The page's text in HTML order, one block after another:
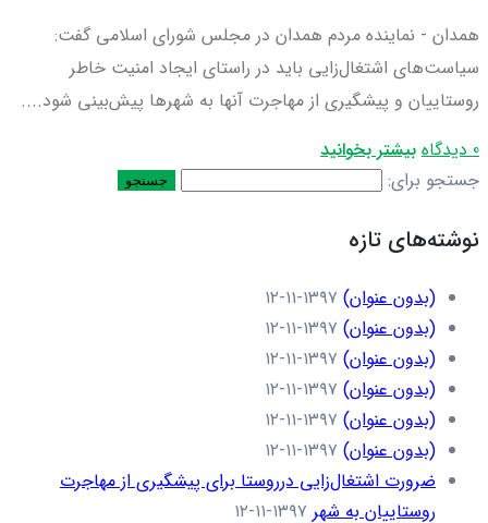
همدان - نماینده مردم همدان در مجلس شورای اسلامی گفت:
سیاست‌های اشتغال‌زایی باید در راستای ایجاد امنیت خاطر
روستاییان و پیشگیری از مهاجرت آنها به شهرها پیش‌بینی شود....
0 دیدگاه
بیشتر بخوانید
جستجو برای:
نوشته‌های تازه
(بدون عنوان) ۱۳۹۷-۱۱-۱۲
(بدون عنوان) ۱۳۹۷-۱۱-۱۲
(بدون عنوان) ۱۳۹۷-۱۱-۱۲
(بدون عنوان) ۱۳۹۷-۱۱-۱۲
(بدون عنوان) ۱۳۹۷-۱۱-۱۲
(بدون عنوان) ۱۳۹۷-۱۱-۱۲
ضرورت اشتغال‌زایی درروستا برای پیشگیری از مهاجرت
روستاییان به شهر ۱۳۹۷-۱۱-۱۲